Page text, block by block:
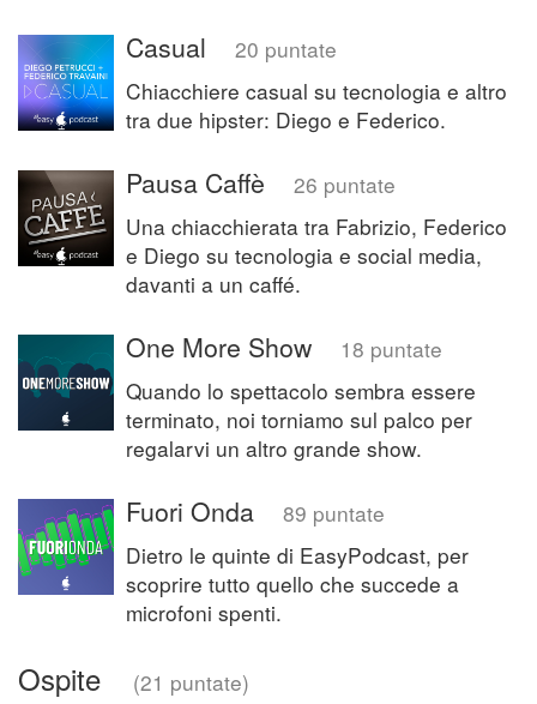
Casual
20 puntate
Chiacchiere casual su tecnologia e altro
tra due hipster: Diego e Federico.
Pausa Caffè
26 puntate
Una chiacchierata tra Fabrizio, Federico
e Diego su tecnologia e social media,
davanti a un caffé.
One More Show
18 puntate
Quando lo spettacolo sembra essere
terminato, noi torniamo sul palco per
regalarvi un altro grande show.
Fuori Onda
89 puntate
Dietro le quinte di EasyPodcast, per
scoprire tutto quello che succede a
microfoni spenti.
Ospite (21 puntate)